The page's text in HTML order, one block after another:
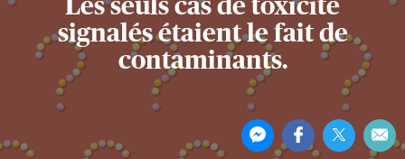
Les seuls cas de toxicité
signalés étaient le fait de
contaminants.
Partager
cetPartagerPartagerPartager